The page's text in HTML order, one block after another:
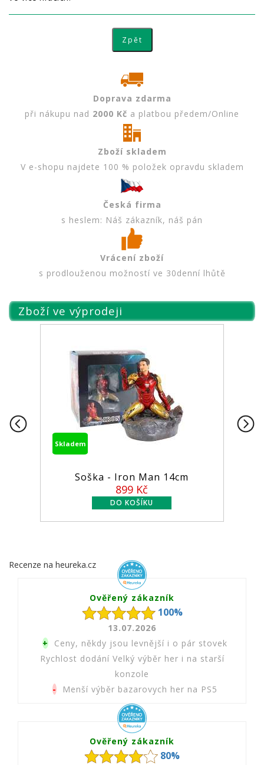
Doprava zdarma
při nákupu nad 2000 Kč a platbou předem/Online
Zboží skladem
V e-shopu najdete 100 % položek opravdu skladem
Česká firma
s heslem: Náš zákazník, náš pán
Vrácení zboží
s prodlouženou možností ve 30denní lhůtě
Zboží ve výprodeji
Skladem
Soška - Iron Man 14cm
899 Kč
Recenze na heureka.cz
Ověřený zákazník
100%
13.07.2026
+ Ceny, někdy jsou levnější i o pár stovek
Rychlost dodání Velký výběr her i na starší
konzole
- Menší výběr bazarovych her na PS5
Ověřený zákazník
80%